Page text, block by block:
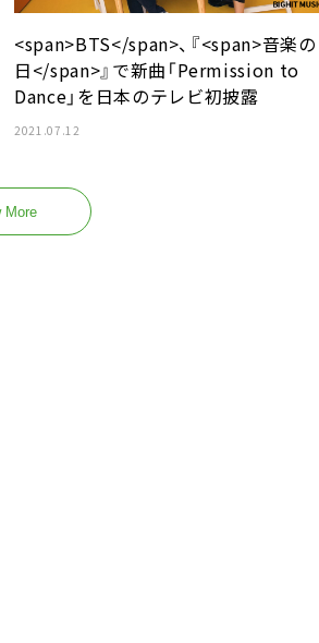
<span>BTS</span>、『<span>音楽の
日</span>』で新曲「Permission to
Dance」を日本のテレビ初披露
2021.07.12
More